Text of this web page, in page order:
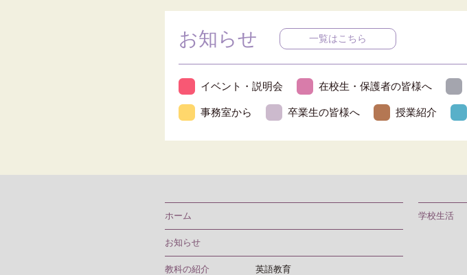
お知らせ 一覧はこちら
イベント・説明会 在校生・保護者の皆様へ
事務室から 卒業生の皆様へ 授業紹介
ホーム
お知らせ
教科の紹介
英語教育
学校生活